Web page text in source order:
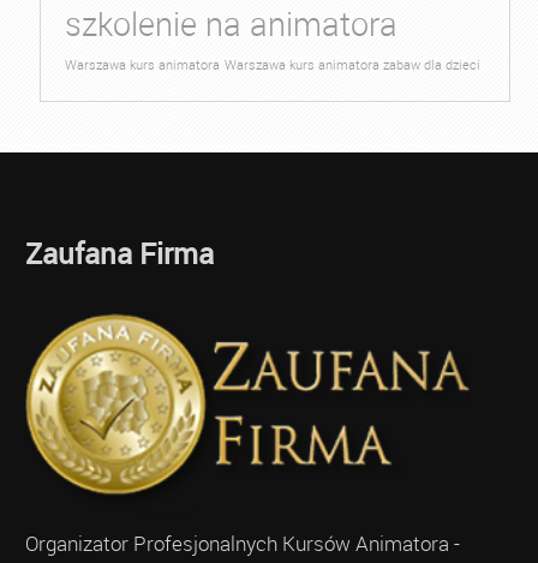
szkolenie na animatora
Warszawa kurs animatora Warszawa kurs animatora zabaw dla dzieci
Zaufana Firma
Organizator Profesjonalnych Kursów Animatora -